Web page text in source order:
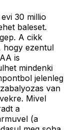
30 millio
baleset.
A cikk
hogy ezentul
is
mindenki
jelenleg
van
Mivel
a
(a